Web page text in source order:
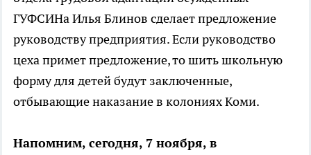
ГУФСИНа Илья Блинов сделает предложение
руководству предприятия. Если руководство
цеха примет предложение, то шить школьную
форму для детей будут заключенные,
отбывающие наказание в колониях Коми.
Напомним, сегодня, 7 ноября, в